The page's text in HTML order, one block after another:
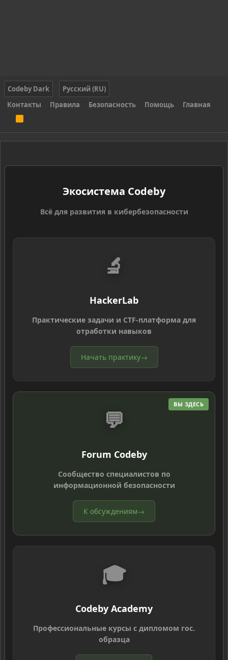
Codeby Dark
Русский (RU)
Контакты
Правила Безопасность Помощь Главная
S
Экосистема Codeby
Всё для развития в кибербезопасности
🔬
HackerLab
Практические задачи и CTF-платформа для
отработки навыков
Начать практику→
ВЫ ЗДЕСЬ
💬
Forum Codeby
Сообщество специалистов по
информационной безопасности
К обсуждениям→
🎓
Codeby Academy
Профессиональные курсы с дипломом гос.
образца